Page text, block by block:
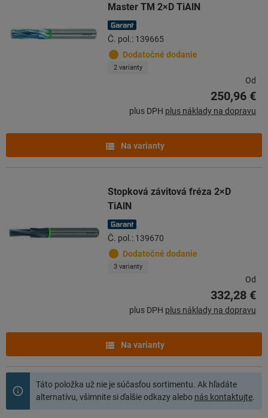
Master TM 2×D TiAlN
Č. pol.: 139665
Dodatočné dodanie
2 varianty
Od
250,96 €
plus DPH plus náklady na dopravu
Na varianty
Stopková závitová fréza 2×D
TiAlN
Č. pol.: 139670
Dodatočné dodanie
3 varianty
Od
332,28 €
plus DPH plus náklady na dopravu
Na varianty
Táto položka už nie je súčasťou sortimentu. Ak hľadáte
alternatívu, všimnite si ďalšie odkazy alebo nás kontaktujte.